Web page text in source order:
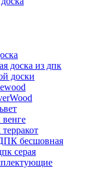
доска из дпк
доски
венге
бесшовная
серая